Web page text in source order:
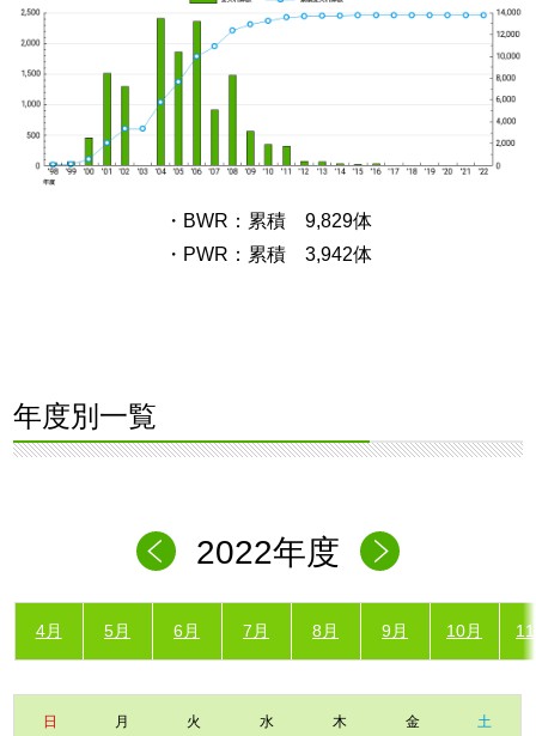
・BWR：累積 9,829体
・PWR：累積 3,942体
年度別一覧
2022年度
4月 5月 6月 7月 8月 9月 10月
日 月 火 水 木 金 土